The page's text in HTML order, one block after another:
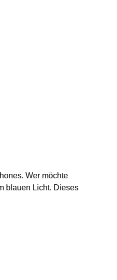
Wer möchte
blauen Licht. Dieses